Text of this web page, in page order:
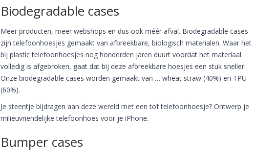
Biodegradable cases
Meer producten, meer webshops en dus ook méér afval. Biodegradable cases
zijn telefoonhoesjes gemaakt van afbreekbare, biologisch materialen. Waar het
bij plastic telefoonhoesjes nog honderden jaren duurt voordat het materiaal
volledig is afgebroken, gaat dat bij deze afbreekbare hoesjes een stuk sneller.
Onze biodegradable cases worden gemaakt van … wheat straw (40%) en TPU
(60%).
Je steentje bijdragen aan deze wereld met een tof telefoonhoesje? Ontwerp je
milieuvriendelijke telefoonhoes voor je iPhone.
Bumper cases